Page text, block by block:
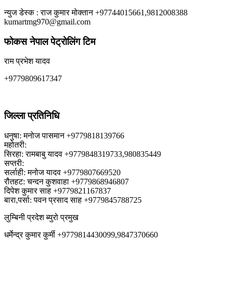
न्युज डेस्क : राज कुमार मोक्तान +97744015661,9812008388
kumartmg970@gmail.com
फोकस नेपाल पेट्रोलिंग टिम
राम प्रभेश यादव
+9779809617347
जिल्ला प्रतिनिधि
धनुषा: मनोज पासमान +9779818139766
महोतरी:
सिरहा: रामबाबु यादव +9779848319733,980835449
सप्तरी:
सर्लाही: मनोज यादव +9779807669520
रौतहट: चन्दन कुशवाहा +9779868946807
दिपेश कुमार साह +9779821167837
बारा,पर्सा: पवन प्रसाद साह +9779845788725
लुम्बिनी प्रदेश ब्युरो प्रमुख
धर्मेन्द्र कुमार कुर्मी +9779814430099,9847370660